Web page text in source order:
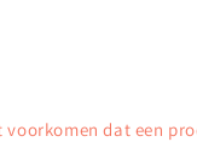
voorkomen dat een